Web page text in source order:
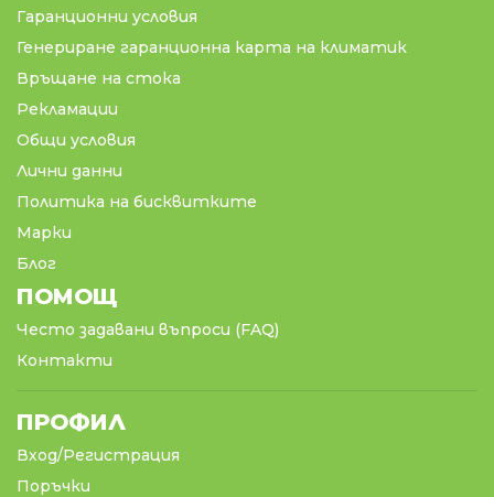
Гаранционни условия
Генериране гаранционна карта на климатик
Връщане на стока
Рекламации
Общи условия
Лични данни
Политика на бисквитките
Марки
Блог
ПОМОЩ
Често задавани въпроси (FAQ)
Контакти
ПРОФИЛ
Вход/Регистрация
Поръчки